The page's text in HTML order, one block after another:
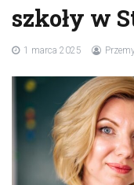
szkoły w
1 marca 2025